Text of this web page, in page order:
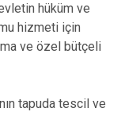
hüküm ve
hizmeti için
ve özel bütçeli
tapuda tescil ve